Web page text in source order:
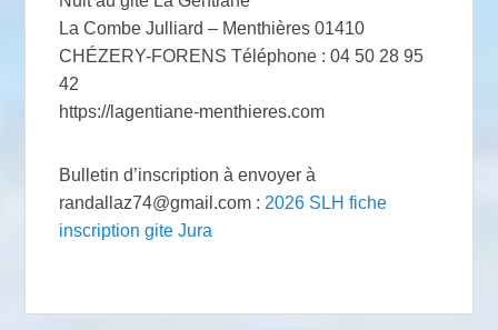
La Combe Julliard – Menthières 01410
CHÉZERY-FORENS Téléphone : 04 50 28 95
42
https://lagentiane-menthieres.com
Bulletin d’inscription à envoyer à
randallaz74@gmail.com : 2026 SLH fiche
inscription gite Jura